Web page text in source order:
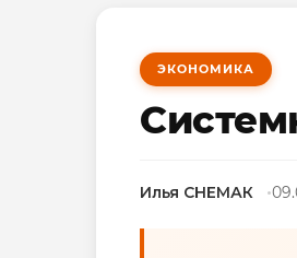
ЭКОНОМИКА
Илья СНЕМАК